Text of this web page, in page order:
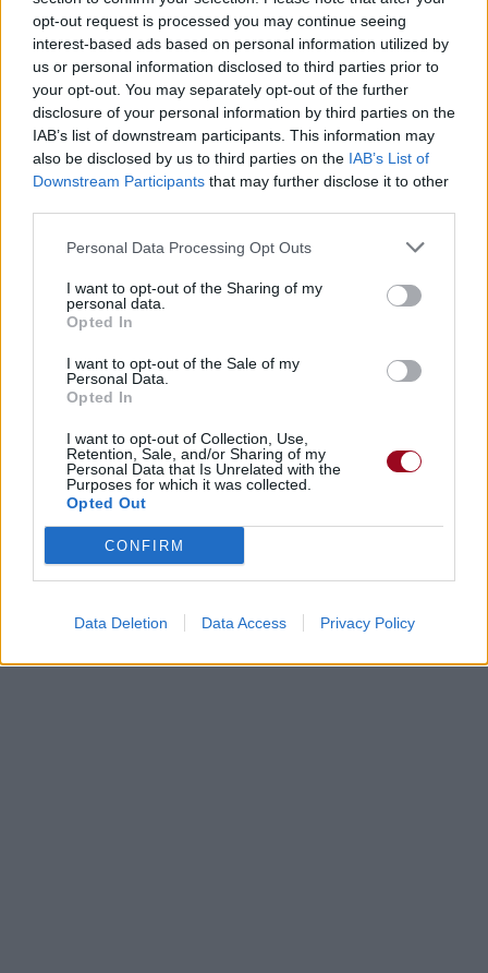
opt-out request is processed you may continue seeing
interest-based ads based on personal information utilized by
us or personal information disclosed to third parties prior to
your opt-out. You may separately opt-out of the further
disclosure of your personal information by third parties on the
IAB’s list of downstream participants. This information may
also be disclosed by us to third parties on the IAB’s List of
Downstream Participants that may further disclose it to other
Personal Data Processing Opt Outs
I want to opt-out of the Sharing of my
personal data.
Opted In
I want to opt-out of the Sale of my
Personal Data.
Opted In
I want to opt-out of Collection, Use,
Retention, Sale, and/or Sharing of my
Personal Data that Is Unrelated with the
Purposes for which it was collected.
Opted Out
CONFIRM
Data Deletion Data Access Privacy Policy